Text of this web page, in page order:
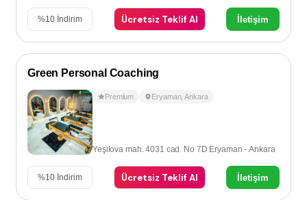
%10 İndirim Ücretsiz Teklif Al İletişim
Green Personal Coaching
Premium Eryaman,Ankara
Yeşilova mah. 4031 cad. No 7D Eryaman - Ankara
%10 İndirim Ücretsiz Teklif Al İletişim